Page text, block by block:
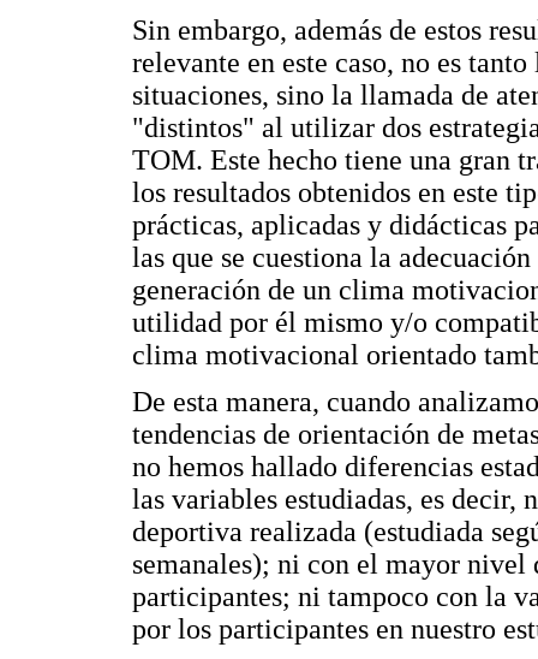
Sin embargo, además de estos
relevante en este caso, no es
situaciones, sino la llamada de
"distintos" al utilizar dos
TOM. Este hecho tiene una gran
los resultados obtenidos en este
prácticas, aplicadas y didácticas
las que se cuestiona la
generación de un clima
utilidad por él mismo y/o
clima motivacional orientado
De esta manera, cuando
tendencias de orientación de
no hemos hallado diferencias
las variables estudiadas, es decir,
deportiva realizada (estudiada
semanales); ni con el mayor
participantes; ni tampoco con la
por los participantes en nuestro